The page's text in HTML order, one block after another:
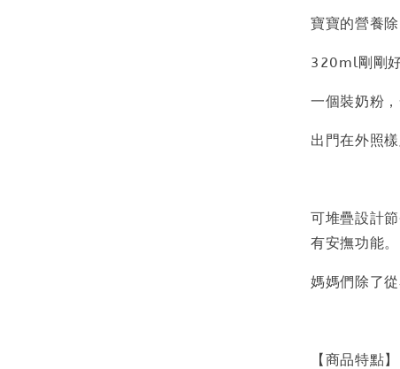
寶寶的營養
320ml剛剛
一個裝奶粉
出門在外照
可堆疊設計
有安撫功能。
媽媽們除了
【商品特點】